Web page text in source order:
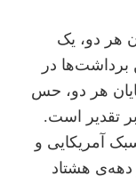
هر دو، یک
در
هر دو، حس
تقدیر است.
آمریکایی و
دهه‌ی هشتاد